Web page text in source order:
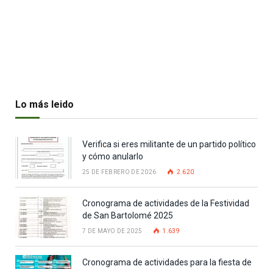
Lo más leido
Verifica si eres militante de un partido político
y cómo anularlo
25 DE FEBRERO DE 2026 2.620
Cronograma de actividades de la Festividad
de San Bartolomé 2025
7 DE MAYO DE 2025 1.639
Cronograma de actividades para la fiesta de